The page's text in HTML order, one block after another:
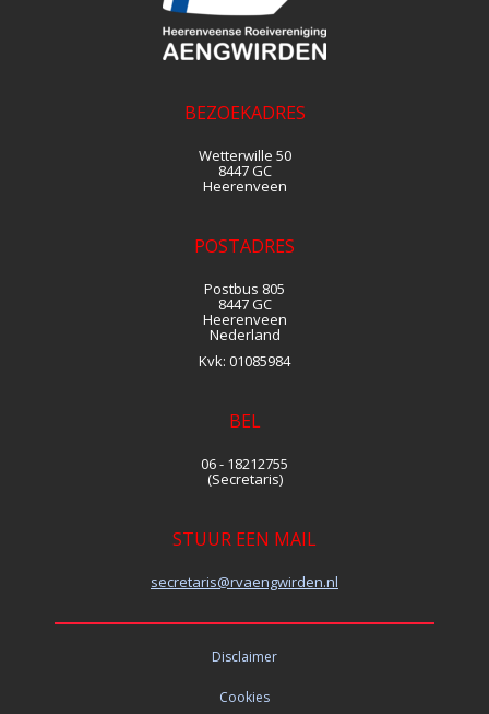
BEZOEKADRES
Wetterwille 50
8447 GC
Heerenveen
POSTADRES
Postbus 805
8447 GC
Heerenveen
Nederland
Kvk: 01085984
BEL
06 - 18212755
(Secretaris)
STUUR EEN MAIL
siraterces@rvaengwirden.nl
Disclaimer
Cookies